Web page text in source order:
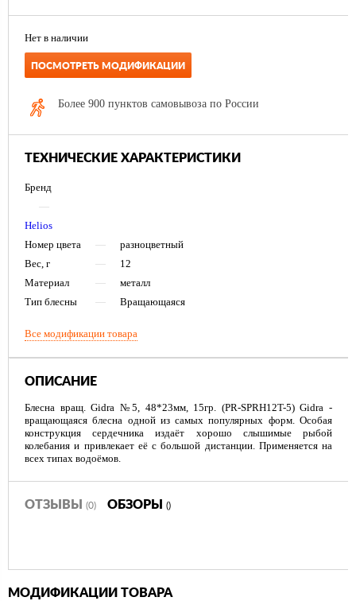
Нет в наличии
ПОСМОТРЕТЬ МОДИФИКАЦИИ
Более 900 пунктов самовывоза по России
ТЕХНИЧЕСКИЕ ХАРАКТЕРИСТИКИ
Бренд
—
Helios
Номер цвета
—
разноцветный
Вес, г
—
12
Материал
—
металл
Тип блесны
— Вращающаяся
Все модификации товара
ОПИСАНИЕ
Блесна вращ. Gidra №5, 48*23мм, 15гр. (PR-SPRH12T-5) Gidra -
вращающаяся блесна одной из самых популярных форм. Особая
конструкция сердечника издаёт хорошо слышимые рыбой
колебания и привлекает её с большой дистанции. Применяется на
всех типах водоёмов.
ОТЗЫВЫ (0) ОБЗОРЫ ()
МОДИФИКАЦИИ ТОВАРА